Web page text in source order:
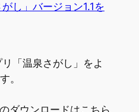
し」バージョン1.1を
「温泉さがし」をよ
。